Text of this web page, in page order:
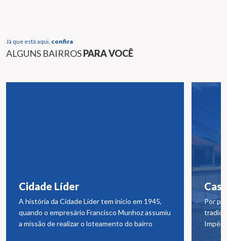
Já que está aqui, confira
ALGUNS BAIRROSPARA VOCÊ
Cidade Líder
A história da Cidade Líder tem início em 1945,
quando o empresário Francisco Munhoz assumiu
a missão de realizar o loteamento do bairro
Por